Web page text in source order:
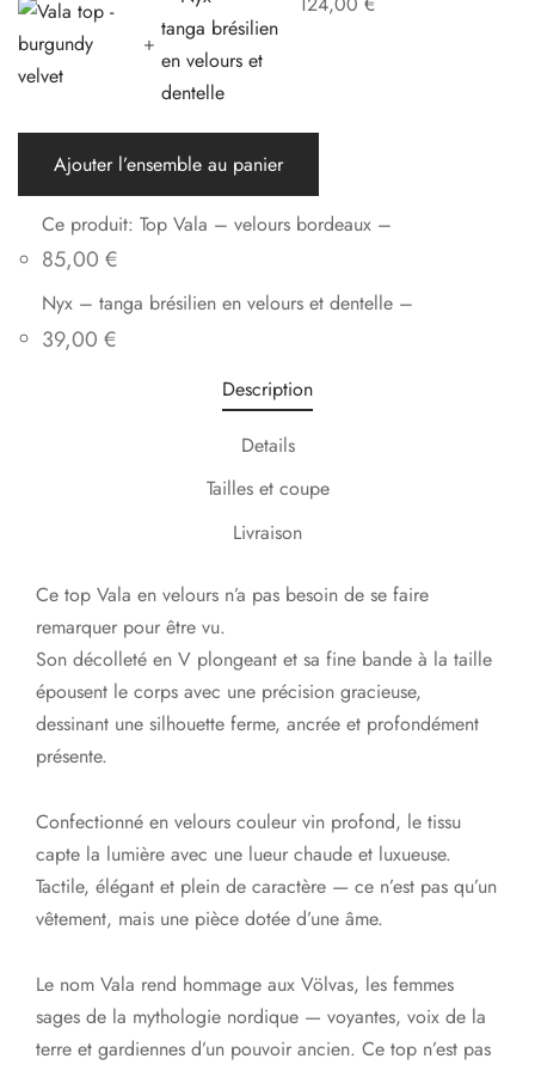
+
Ajouter l’ensemble au panier
Ce produit: Top Vala – velours bordeaux –
85,00 €
Nyx – tanga brésilien en velours et dentelle –
39,00 €
Description
Details
Tailles et coupe
Livraison
Ce top Vala en velours n’a pas besoin de se faire
remarquer pour être vu.
Son décolleté en V plongeant et sa fine bande à la taille
épousent le corps avec une précision gracieuse,
dessinant une silhouette ferme, ancrée et profondément
présente.
Confectionné en velours couleur vin profond, le tissu
capte la lumière avec une lueur chaude et luxueuse.
Tactile, élégant et plein de caractère — ce n’est pas qu’un
vêtement, mais une pièce dotée d’une âme.
Le nom Vala rend hommage aux Völvas, les femmes
sages de la mythologie nordique — voyantes, voix de la
terre et gardiennes d’un pouvoir ancien. Ce top n’est pas